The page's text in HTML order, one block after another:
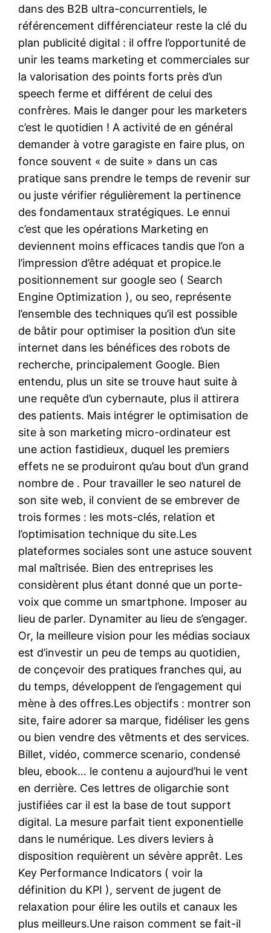
dans des B2B ultra-concurrentiels, le
référencement différenciateur reste la clé du
plan publicité digital : il offre l’opportunité de
unir les teams marketing et commerciales sur
la valorisation des points forts près d’un
speech ferme et différent de celui des
confrères. Mais le danger pour les marketers
c’est le quotidien ! A activité de en général
demander à votre garagiste en faire plus, on
fonce souvent « de suite » dans un cas
pratique sans prendre le temps de revenir sur
ou juste vérifier régulièrement la pertinence
des fondamentaux stratégiques. Le ennui
c’est que les opérations Marketing en
deviennent moins efficaces tandis que l’on a
l’impression d’être adéquat et propice.le
positionnement sur google seo ( Search
Engine Optimization ), ou seo, représente
l’ensemble des techniques qu’il est possible
de bâtir pour optimiser la position d’un site
internet dans les bénéfices des robots de
recherche, principalement Google. Bien
entendu, plus un site se trouve haut suite à
une requête d’un cybernaute, plus il attirera
des patients. Mais intégrer le optimisation de
site à son marketing micro-ordinateur est
une action fastidieux, duquel les premiers
effets ne se produiront qu’au bout d’un grand
nombre de . Pour travailler le seo naturel de
son site web, il convient de se embrever de
trois formes : les mots-clés, relation et
l’optimisation technique du site.Les
plateformes sociales sont une astuce souvent
mal maîtrisée. Bien des entreprises les
considèrent plus étant donné que un porte-
voix que comme un smartphone. Imposer au
lieu de parler. Dynamiter au lieu de s’engager.
Or, la meilleure vision pour les médias sociaux
est d’investir un peu de temps au quotidien,
de conçevoir des pratiques franches qui, au
du temps, développent de l’engagement qui
mène à des offres.Les objectifs : montrer son
site, faire adorer sa marque, fidéliser les gens
ou bien vendre des vêtments et des services.
Billet, vidéo, commerce scenario, condensé
bleu, ebook… le contenu a aujourd’hui le vent
en derrière. Ces lettres de oligarchie sont
justifiées car il est la base de tout support
digital. La mesure parfait tient exponentielle
dans le numérique. Les divers leviers à
disposition requièrent un sévère apprêt. Les
Key Performance Indicators ( voir la
définition du KPI ), servent de jugent de
relaxation pour élire les outils et canaux les
plus meilleurs.Une raison comment se fait-il